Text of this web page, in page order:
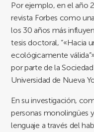
Por ejemplo, en el año
revista Forbes como
los 30 años más
tesis doctoral, “«Hacia
ecológicamente
por parte de la
Universidad de Nueva
En su investigación,
personas monolingües
lenguaje a través del